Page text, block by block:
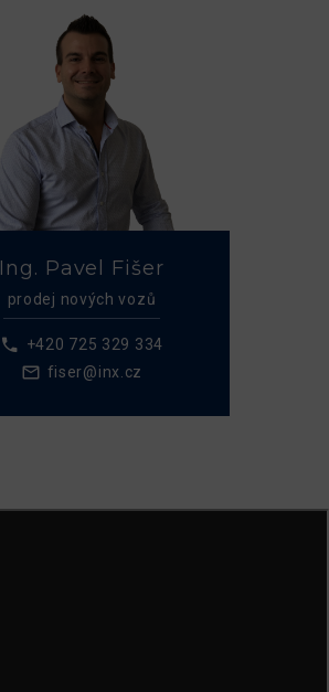
Ing. Pavel Fišer
prodej nových vozů
+420 725 329 334
fiser@inx.cz